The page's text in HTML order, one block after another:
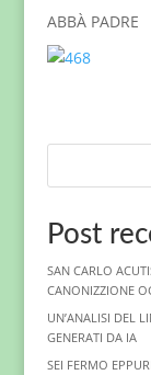
ABBÀ
Post
SAN CARLO
CANONIZZIONE
UN’ANALISI DEL
GENERATI DA IA
SEI FERMO